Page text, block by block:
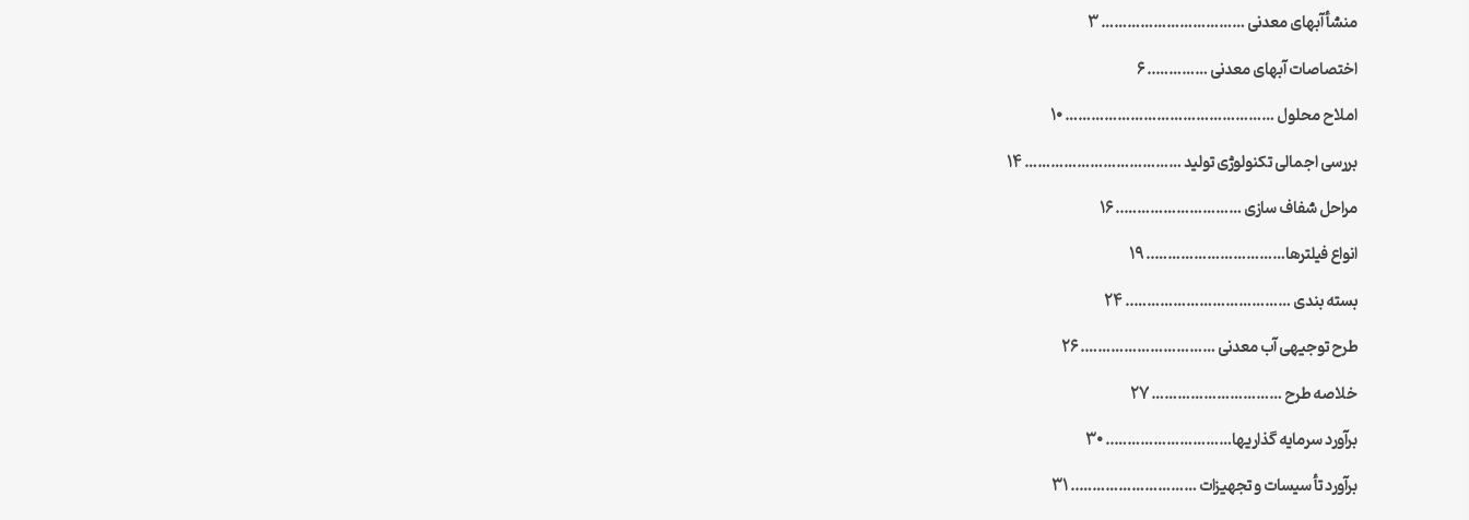
منشأ آبهای معدنی …………………………… ۳
اختصاصات آبهای معدنی ………….. ۶
املاح محلول ………………………………………… ۱۰
بررسی اجمالی تکنولوژی تولید ……………………………… ۱۴
مراحل شفاف سازی ……………………….. ۱۶
انواع فیلترها………………………….. ۱۹
بسته بندی ……………………………….. ۲۴
طرح توجیهی آب معدنی …………………………. ۲۶
خلاصه طرح ………………………… ۲۷
برآورد سرمایه گذاریها……………………….. ۳۰
برآورد تأ سیسات و تجهیزات ……………………….. ۳۱